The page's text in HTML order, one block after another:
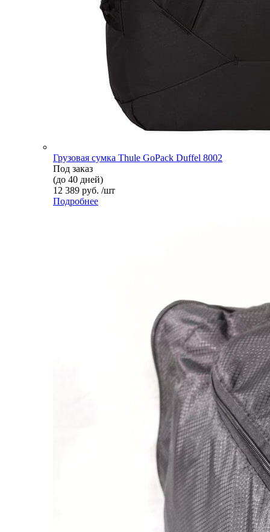
Грузовая сумка Thule GoPack Duffel 8002
Под заказ
(до 40 дней)
12 389 руб. /шт
Подробнее